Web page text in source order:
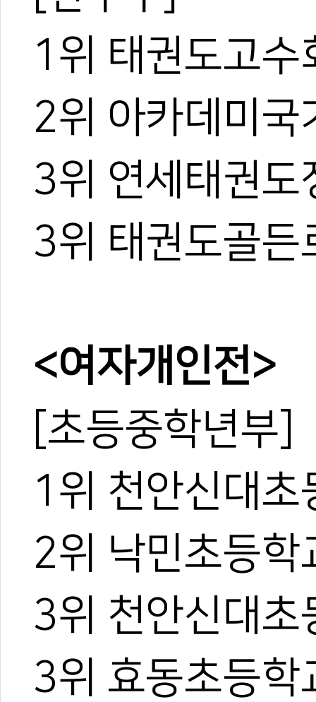
1위 태권도고수
2위 아카데미국
3위 연세태권도
3위 태권도골든
<여자개인전>
[초등중학년부]
1위 천안신대초
2위 낙민초등학
3위 천안신대초
3위 효동초등